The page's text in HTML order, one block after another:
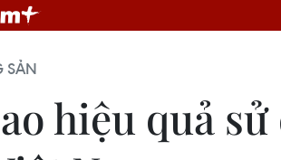
SẢN
hiệu quả